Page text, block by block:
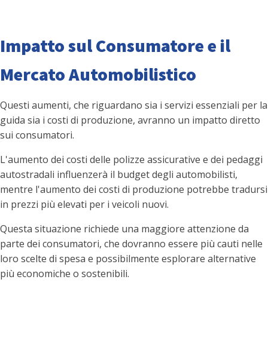
Impatto sul Consumatore e il
Mercato Automobilistico
Questi aumenti, che riguardano sia i servizi essenziali per la
guida sia i costi di produzione, avranno un impatto diretto
sui consumatori.
L'aumento dei costi delle polizze assicurative e dei pedaggi
autostradali influenzerà il budget degli automobilisti,
mentre l'aumento dei costi di produzione potrebbe tradursi
in prezzi più elevati per i veicoli nuovi.
Questa situazione richiede una maggiore attenzione da
parte dei consumatori, che dovranno essere più cauti nelle
loro scelte di spesa e possibilmente esplorare alternative
più economiche o sostenibili.